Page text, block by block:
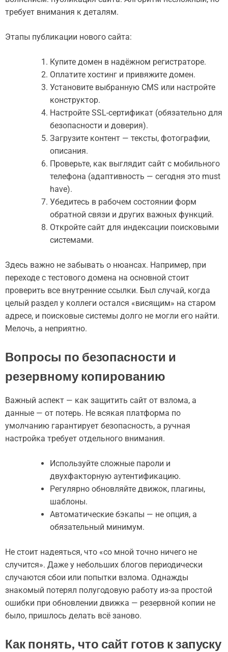
требует внимания к деталям.
Этапы публикации нового сайта:
Купите домен в надёжном регистраторе.
Оплатите хостинг и привяжите домен.
Установите выбранную CMS или настройте
конструктор.
Настройте SSL-сертификат (обязательно для
безопасности и доверия).
Загрузите контент — тексты, фотографии,
описания.
Проверьте, как выглядит сайт с мобильного
телефона (адаптивность — сегодня это must
have).
Убедитесь в рабочем состоянии форм
обратной связи и других важных функций.
Откройте сайт для индексации поисковыми
системами.
Здесь важно не забывать о нюансах. Например, при
переходе с тестового домена на основной стоит
проверить все внутренние ссылки. Был случай, когда
целый раздел у коллеги остался «висящим» на старом
адресе, и поисковые системы долго не могли его найти.
Мелочь, а неприятно.
Вопросы по безопасности и
резервному копированию
Важный аспект — как защитить сайт от взлома, а
данные — от потерь. Не всякая платформа по
умолчанию гарантирует безопасность, а ручная
настройка требует отдельного внимания.
Используйте сложные пароли и
двухфакторную аутентификацию.
Регулярно обновляйте движок, плагины,
шаблоны.
Автоматические бэкапы — не опция, а
обязательный минимум.
Не стоит надеяться, что «со мной точно ничего не
случится». Даже у небольших блогов периодически
случаются сбои или попытки взлома. Однажды
знакомый потерял полугодовую работу из-за простой
ошибки при обновлении движка — резервной копии не
было, пришлось делать всё заново.
Как понять, что сайт готов к запуску